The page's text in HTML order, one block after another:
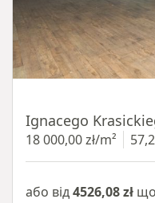
Ignacego
18 000,00 zł/m²
або від4526,08 zł